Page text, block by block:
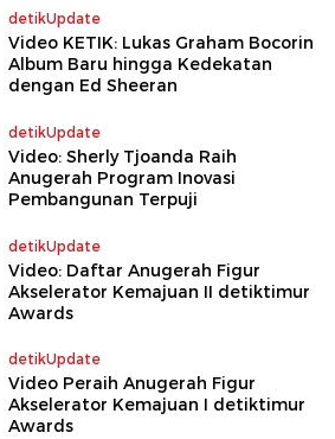
bareng idol hingga aktor
detikUpdate
Video KETIK: Lukas Graham Bocorin
Album Baru hingga Kedekatan
dengan Ed Sheeran
detikUpdate
Video: Sherly Tjoanda Raih
Anugerah Program Inovasi
Pembangunan Terpuji
detikUpdate
Video: Daftar Anugerah Figur
Akselerator Kemajuan II detiktimur
Awards
detikUpdate
Video Peraih Anugerah Figur
Akselerator Kemajuan I detiktimur
Awards